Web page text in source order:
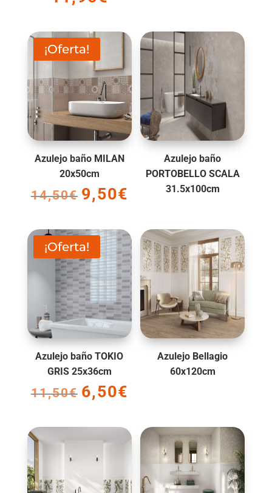
16,95€.
¡Oferta!
Azulejo baño MILAN
20x50cm
14,50€ El
era:
14,50€.
9,50€
es:
9,50€.
Azulejo baño
PORTOBELLO SCALA
31.5x100cm
¡Oferta!
Azulejo baño TOKIO
GRIS 25x36cm
11,50€ El
era:
11,50€.
6,50€
es:
6,50€.
Azulejo Bellagio
60x120cm